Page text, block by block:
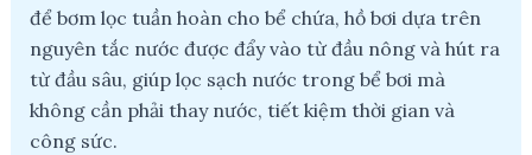
để bơm lọc tuần hoàn cho bể chứa, hồ bơi dựa trên
nguyên tắc nước được đẩy vào từ đầu nông và hút ra
từ đầu sâu, giúp lọc sạch nước trong bể bơi mà
không cần phải thay nước, tiết kiệm thời gian và
công sức.